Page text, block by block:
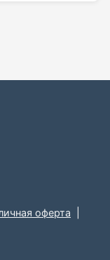
оферта